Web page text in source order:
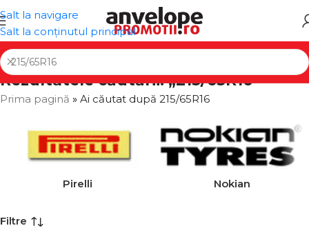
Salt la navigare
Salt la conținutul principal
Rezultatele căutării: „215/65R16”
Prima pagină » Ai căutat după 215/65R16
Pirelli Nokian
Filtre